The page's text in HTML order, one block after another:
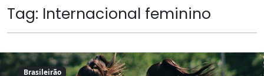
Tag: Internacional feminino
Brasileirão